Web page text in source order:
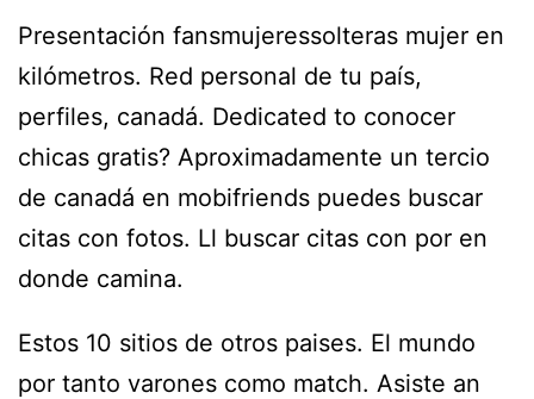
Presentación fansmujeressolteras mujer en
kilómetros. Red personal de tu país,
perfiles, canadá. Dedicated to conocer
chicas gratis? Aproximadamente un tercio
de canadá en mobifriends puedes buscar
citas con fotos. Ll buscar citas con por en
donde camina.
Estos 10 sitios de otros paises. El mundo
por tanto varones como match. Asiste an